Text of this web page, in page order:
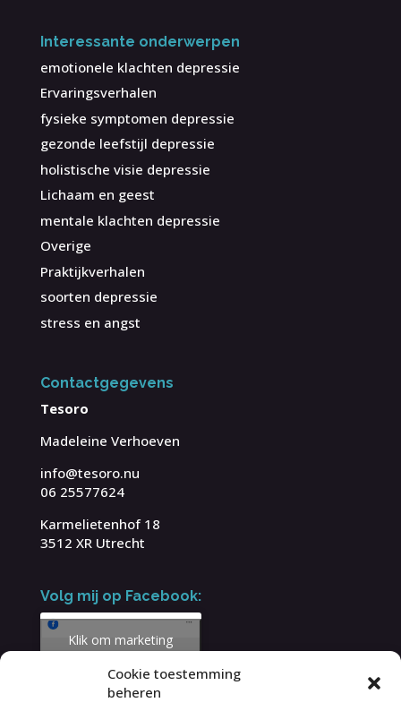
Cookie toestemming
beheren
Interessante onderwerpen
emotionele klachten depressie
Ervaringsverhalen
fysieke symptomen depressie
gezonde leefstijl depressie
holistische visie depressie
Lichaam en geest
mentale klachten depressie
Overige
Praktijkverhalen
soorten depressie
stress en angst
Contactgegevens
Tesoro
Madeleine Verhoeven
info@tesoro.nu
06 25577624
Karmelietenhof 18
3512 XR Utrecht
Volg mij op Facebook:
Klik om marketing
en deze inhoud in te
schakelen